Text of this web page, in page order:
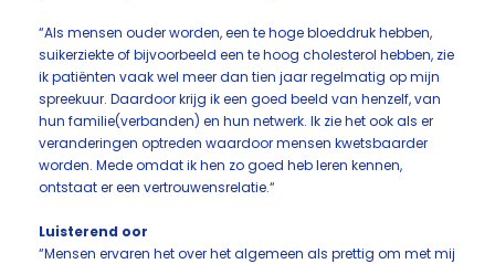
“Als mensen ouder worden, een te hoge bloeddruk hebben,
suikerziekte of bijvoorbeeld een te hoog cholesterol hebben, zie
ik patiënten vaak wel meer dan tien jaar regelmatig op mijn
spreekuur. Daardoor krijg ik een goed beeld van henzelf, van
hun familie(verbanden) en hun netwerk. Ik zie het ook als er
veranderingen optreden waardoor mensen kwetsbaarder
worden. Mede omdat ik hen zo goed heb leren kennen,
ontstaat er een vertrouwensrelatie.“
Luisterend oor
“Mensen ervaren het over het algemeen als prettig om met mij